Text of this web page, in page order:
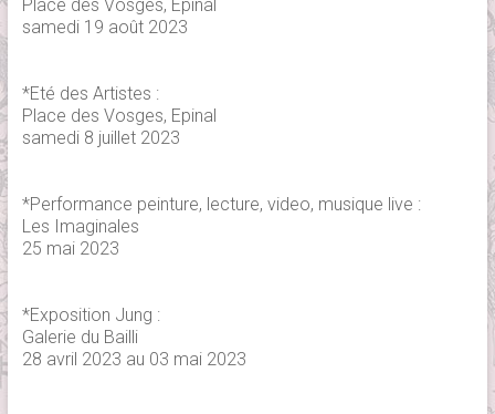
Place des Vosges, Epinal
samedi 19 août 2023
*Eté des Artistes :
Place des Vosges, Epinal
samedi 8 juillet 2023
*Performance peinture, lecture, video, musique live :
Les Imaginales
25 mai 2023
*Exposition Jung :
Galerie du Bailli
28 avril 2023 au 03 mai 2023